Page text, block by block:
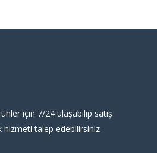
için 7/24 ulaşabilip satış
hizmeti talep edebilirsiniz.